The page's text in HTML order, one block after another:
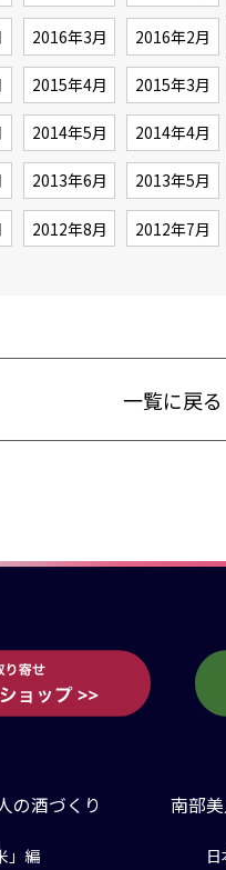
2016年3月 2016年2月
2015年4月 2015年3月
2014年5月 2014年4月
2013年6月 2013年5月
2012年8月 2012年7月
一覧に戻る
の酒づくり
」編
南部